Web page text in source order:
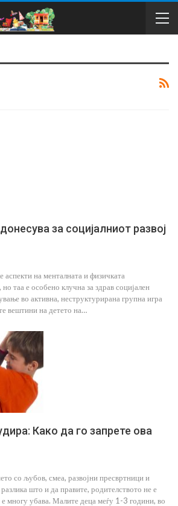
за социјалниот развој
аспекти на менталната и физичката
но таа е особено клучна за здрав социјален
во активна, неструктурирана групна игра
вештини на детето на…
Како да го запрете ова
со љубов, смеа, развојни пресвртници и
што и да правите, родителството не е
е многу убава. Малите деца меѓу 1-3 години, во